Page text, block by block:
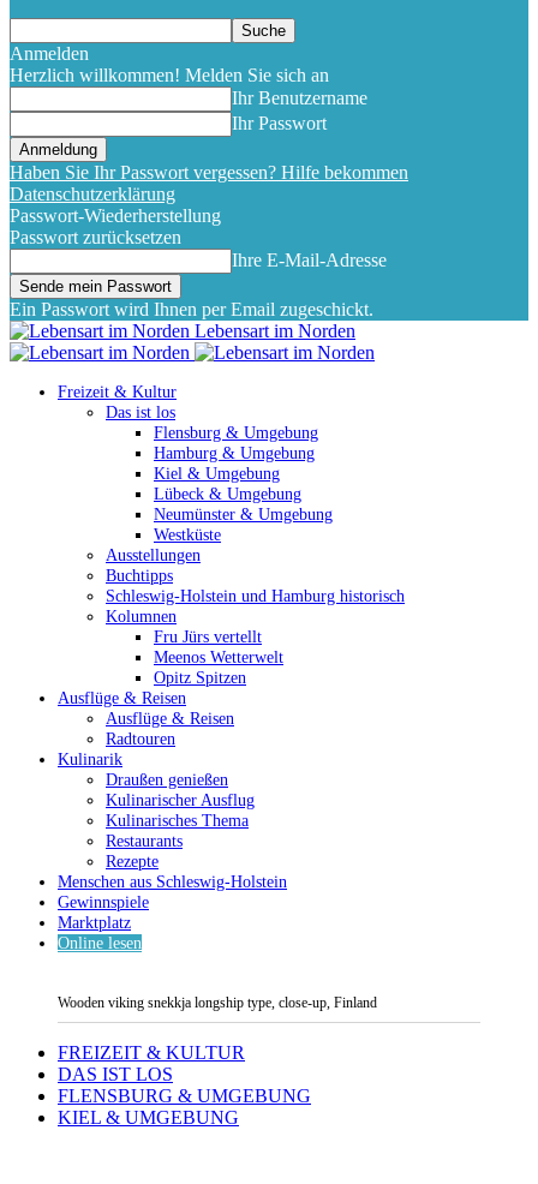
Anmelden
Herzlich willkommen! Melden Sie sich an
Ihr Benutzername
Ihr Passwort
Haben Sie Ihr Passwort vergessen? Hilfe bekommen
Datenschutzerklärung
Passwort-Wiederherstellung
Passwort zurücksetzen
Ihre E-Mail-Adresse
Ein Passwort wird Ihnen per Email zugeschickt.
Lebensart im Norden
Freizeit & Kultur
Das ist los
Flensburg & Umgebung
Hamburg & Umgebung
Kiel & Umgebung
Lübeck & Umgebung
Neumünster & Umgebung
Westküste
Ausstellungen
Buchtipps
Schleswig-Holstein und Hamburg historisch
Kolumnen
Fru Jürs vertellt
Meenos Wetterwelt
Opitz Spitzen
Ausflüge & Reisen
Ausflüge & Reisen
Radtouren
Kulinarik
Draußen genießen
Kulinarischer Ausflug
Kulinarisches Thema
Restaurants
Rezepte
Menschen aus Schleswig-Holstein
Gewinnspiele
Marktplatz
Online lesen
Wooden viking snekkja longship type, close-up, Finland
FREIZEIT & KULTUR
DAS IST LOS
FLENSBURG & UMGEBUNG
KIEL & UMGEBUNG